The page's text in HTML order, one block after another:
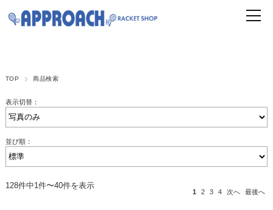
TOP 商品検索
表示切替：
並び順：
128件中1件〜40件を表示
1 2 3 4 次へ 最後へ